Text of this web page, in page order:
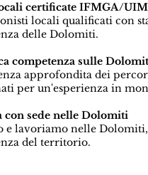
certificate IFMGA/
locali qualificati con
delle Dolomiti.
competenza sulle
approfondita dei
per un'esperienza in
con sede nelle Dolomiti
e lavoriamo nelle
del territorio.